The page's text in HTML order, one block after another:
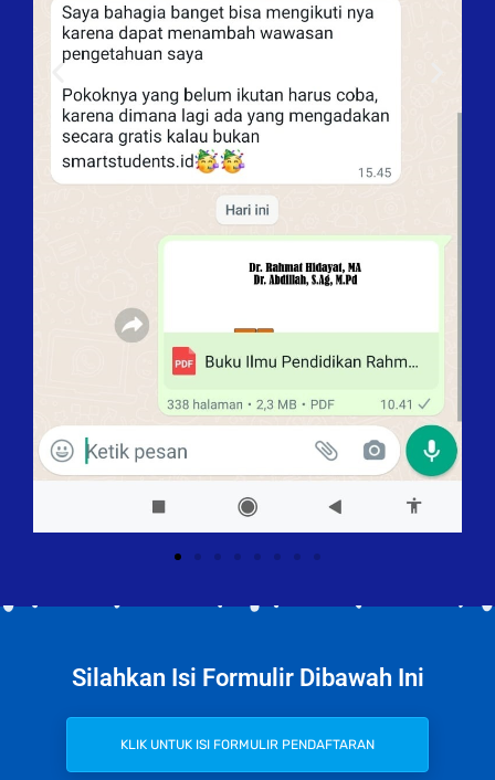
Silahkan Isi Formulir Dibawah Ini
KLIK UNTUK ISI FORMULIR PENDAFTARAN